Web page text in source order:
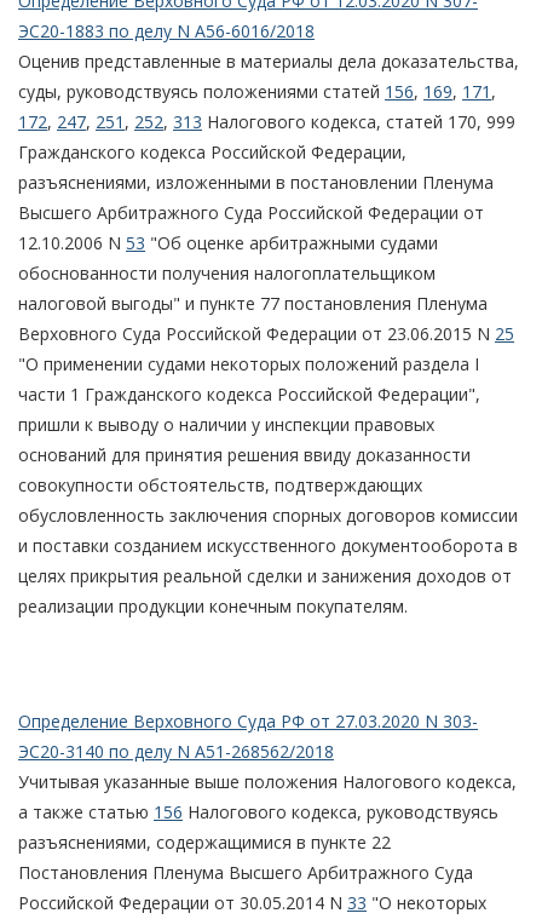
ЭС20-1883 по делу N А56-6016/2018
Оценив представленные в материалы дела доказательства,
суды, руководствуясь положениями статей 156, 169, 171 ,
172, 247, 251 , 252, 313 Налогового кодекса, статей 170, 999
Гражданского кодекса Российской Федерации,
разъяснениями, изложенными в постановлении Пленума
Высшего Арбитражного Суда Российской Федерации от
12.10.2006 N 53 "Об оценке арбитражными судами
обоснованности получения налогоплательщиком
налоговой выгоды" и пункте 77 постановления Пленума
Верховного Суда Российской Федерации от 23.06.2015 N 25
"О применении судами некоторых положений раздела I
части 1 Гражданского кодекса Российской Федерации",
пришли к выводу о наличии у инспекции правовых
оснований для принятия решения ввиду доказанности
совокупности обстоятельств, подтверждающих
обусловленность заключения спорных договоров комиссии
и поставки созданием искусственного документооборота в
целях прикрытия реальной сделки и занижения доходов от
реализации продукции конечным покупателям.
Определение Верховного Суда РФ от 27.03.2020 N 303-
ЭС20-3140 по делу N А51-268562/2018
Учитывая указанные выше положения Налогового кодекса,
а также статью 156 Налогового кодекса, руководствуясь
разъяснениями, содержащимися в пункте 22
Постановления Пленума Высшего Арбитражного Суда
Российской Федерации от 30.05.2014 N 33 "О некоторых